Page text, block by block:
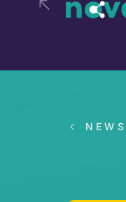
NEWS